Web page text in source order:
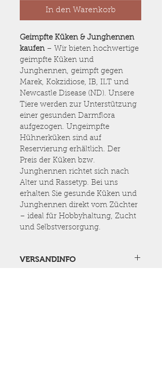
In den Warenkorb
Geimpfte Küken & Junghennen
kaufen – Wir bieten hochwertige
geimpfte Küken und
Junghennen, geimpft gegen
Marek, Kokzidiose, IB, ILT und
Newcastle Disease (ND). Unsere
Tiere werden zur Unterstützung
einer gesunden Darmflora
aufgezogen. Ungeimpfte
Hühnerküken sind auf
Reservierung erhältlich. Der
Preis der Küken bzw.
Junghennen richtet sich nach
Alter und Rassetyp. Bei uns
erhalten Sie gesunde Küken und
Junghennen direkt vom Züchter
– ideal für Hobbyhaltung, Zucht
und Selbstversorgung.
VERSANDINFO